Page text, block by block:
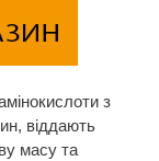
з
віддають
масу та